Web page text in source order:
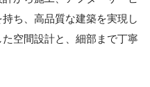
ち、高品質な建築を実現し
空間設計と、細部まで丁寧